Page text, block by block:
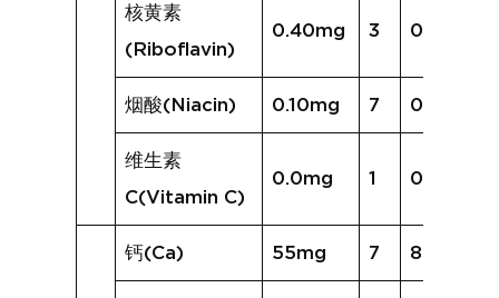
核黄素
(Riboflavin)
0.40mg 3 0.33mg
烟酸(Niacin) 0.10mg 7 0.18mg
维生素
C(Vitamin C)
0.0mg 1 0.0mg
钙(Ca) 55mg 7 82mg